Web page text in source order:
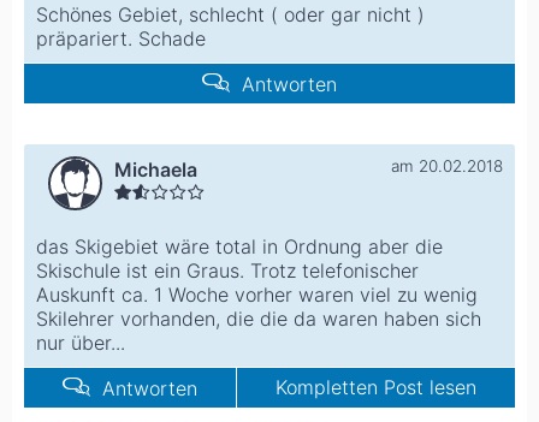
Schönes Gebiet, schlecht ( oder gar nicht )
präpariert. Schade
Antworten
Michaela am 20.02.2018
das Skigebiet wäre total in Ordnung aber die
Skischule ist ein Graus. Trotz telefonischer
Auskunft ca. 1 Woche vorher waren viel zu wenig
Skilehrer vorhanden, die die da waren haben sich
nur über...
Antworten
Kompletten Post lesen